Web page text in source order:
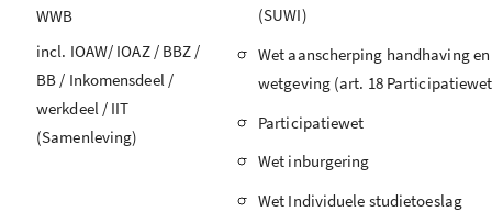
WWB
incl. IOAW/ IOAZ / BBZ /
BB / Inkomensdeel /
werkdeel / IIT
(Samenleving)
(SUWI)
- Wet aanscherping handhaving
wetgeving (art. 18
- Participatiewet
- Wet inburgering
- Wet Individuele studietoeslag